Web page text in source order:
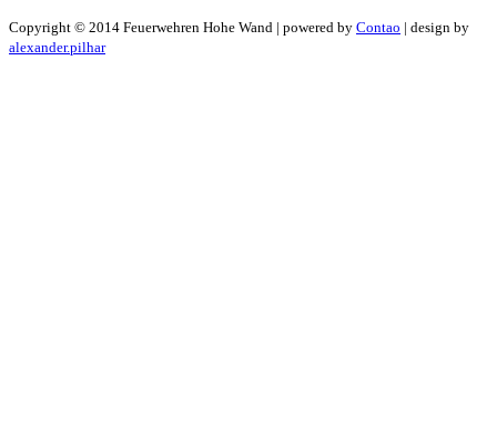
Copyright © 2014 Feuerwehren Hohe Wand | powered by Contao | design by
alexander.pilhar